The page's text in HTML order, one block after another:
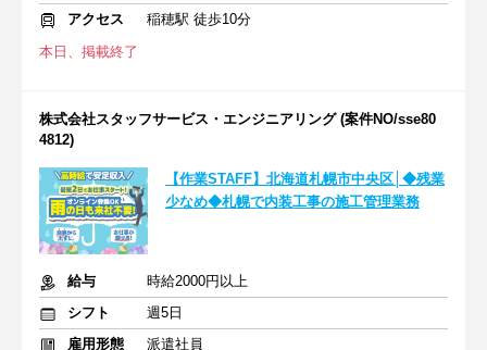
アクセス
稲穂駅 徒歩10分
本日、掲載終了
株式会社スタッフサービス・エンジニアリング (案件NO/sse80
4812)
【作業STAFF】北海道札幌市中央区│◆残業
少なめ◆札幌で内装工事の施工管理業務
給与
時給2000円以上
シフト
週5日
雇用形態
派遣社員